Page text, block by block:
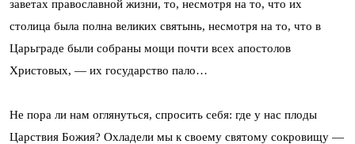
заветах православной жизни, то, несмотря на то, что их
столица была полна великих святынь, несмотря на то, что в
Царьграде были собраны мощи почти всех апостолов
Христовых, — их государство пало…
Не пора ли нам оглянуться, спросить себя: где у нас плоды
Царствия Божия? Охладели мы к своему святому сокровищу —